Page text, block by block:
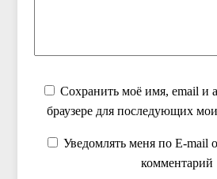
Сохранить моё имя, email и
браузере для последующих
Уведомлять меня по E-mail
комментарий